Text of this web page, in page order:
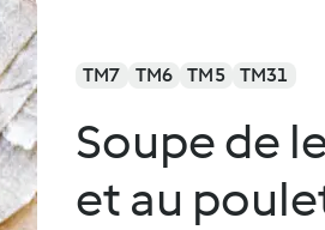
TM7 TM6 TM5 TM31
Soupe de
et au